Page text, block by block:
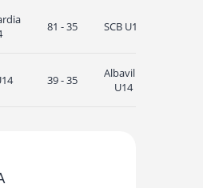
81 - 35 SCB U14
39 - 35
Albavilla
U14